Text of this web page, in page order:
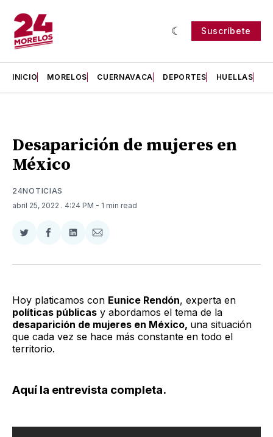
Suscríbete
INICIO MORELOS CUERNAVACA DEPORTES HUELLAS
Desaparición de mujeres en
México
24NOTICIAS
abril 25, 2022 . 4:24 PM - 1 min read
Compartir
Twitter
Compartir
Facebook
Compartir
LinkedIn
Compartir
Email
Hoy platicamos con Eunice Rendón, experta en
políticas públicas y abordamos el tema de la
desaparición de mujeres en México, una situación
que cada vez se hace más constante en todo el
territorio.
Aquí la entrevista completa.